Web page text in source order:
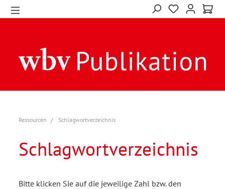
Ressourcen Schlagwortverzeichnis
Schlagwortverzeichnis
Bitte klicken Sie auf die jeweilige Zahl bzw. den